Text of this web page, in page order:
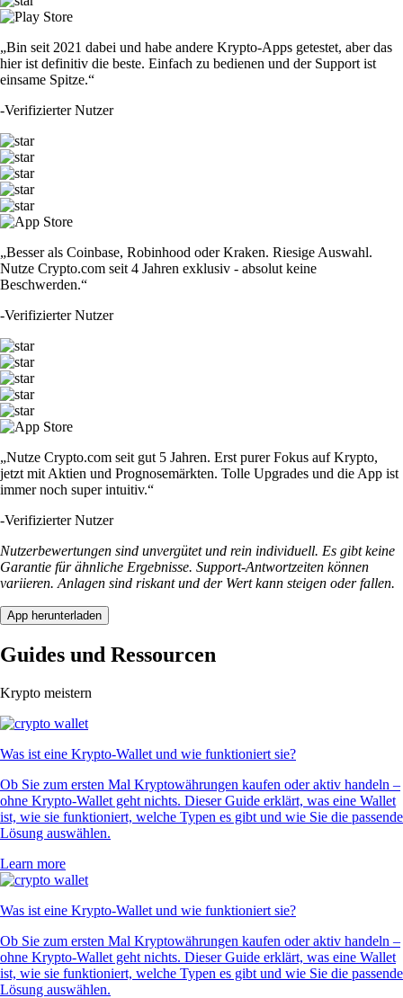
„Bin seit 2021 dabei und habe andere Krypto-Apps getestet, aber das
hier ist definitiv die beste. Einfach zu bedienen und der Support ist
einsame Spitze.“
-Verifizierter Nutzer
„Besser als Coinbase, Robinhood oder Kraken. Riesige Auswahl.
Nutze Crypto.com seit 4 Jahren exklusiv - absolut keine
Beschwerden.“
-Verifizierter Nutzer
„Nutze Crypto.com seit gut 5 Jahren. Erst purer Fokus auf Krypto,
jetzt mit Aktien und Prognosemärkten. Tolle Upgrades und die App ist
immer noch super intuitiv.“
-Verifizierter Nutzer
Nutzerbewertungen sind unvergütet und rein individuell. Es gibt keine
Garantie für ähnliche Ergebnisse. Support-Antwortzeiten können
variieren. Anlagen sind riskant und der Wert kann steigen oder fallen.
App herunterladen
Guides und Ressourcen
Krypto meistern
Was ist eine Krypto-Wallet und wie funktioniert sie?
Ob Sie zum ersten Mal Kryptowährungen kaufen oder aktiv handeln –
ohne Krypto-Wallet geht nichts. Dieser Guide erklärt, was eine Wallet
ist, wie sie funktioniert, welche Typen es gibt und wie Sie die passende
Lösung auswählen.
Learn more
Was ist eine Krypto-Wallet und wie funktioniert sie?
Ob Sie zum ersten Mal Kryptowährungen kaufen oder aktiv handeln –
ohne Krypto-Wallet geht nichts. Dieser Guide erklärt, was eine Wallet
ist, wie sie funktioniert, welche Typen es gibt und wie Sie die passende
Lösung auswählen.